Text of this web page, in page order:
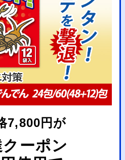
7,800円が
ーポン